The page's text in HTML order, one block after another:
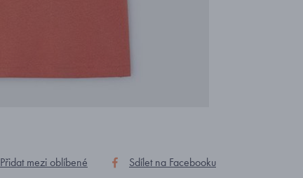
Přidat mezi oblíbené Sdílet na Facebooku